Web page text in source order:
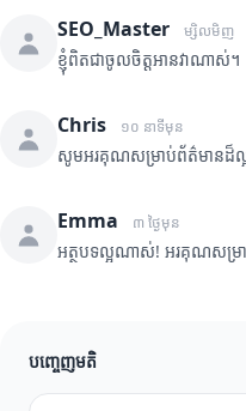
SEO_Master ម្សិលមិញ
ខ្ញុំពិតជាចូលចិត្តអានវាណាស់។
Chris ១០ នាទីមុន
សូមអរគុណសម្រាប់ព័ត៌មានដ៏ល្
Emma ៣ ថ្ងៃមុន
អត្ថបទល្អណាស់! អរគុណសម្រា
បញ្ចេញមតិ